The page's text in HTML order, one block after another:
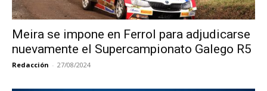
Meira se impone en Ferrol para adjudicarse
nuevamente el Supercampionato Galego R5
Redacción - 27/08/2024